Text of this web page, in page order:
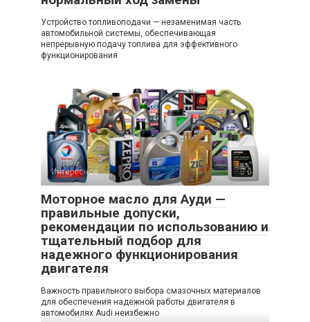
Устройство топливоподачи — незаменимая часть
автомобильной системы, обеспечивающая
непрерывную подачу топлива для эффективного
функционирования
Интересное 0
Моторное масло для Ауди —
правильные допуски,
рекомендации по использованию и
тщательный подбор для
надежного функционирования
двигателя
Важность правильного выбора смазочных материалов
для обеспечения надежной работы двигателя в
автомобилях Audi неизбежно